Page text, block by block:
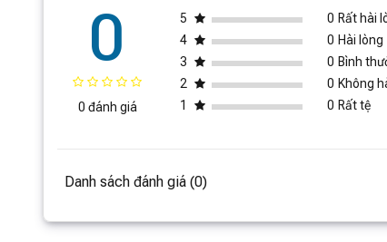
0
0 đánh giá
5 0 Rất hài
4
0 Hài lòng
3
0 Bình
2
0 Không
1
0 Rất tệ
Danh sách đánh giá (0)